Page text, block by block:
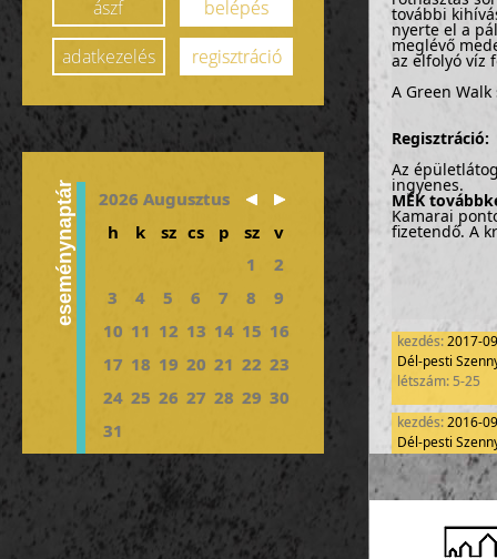
ászf
belépés
adatkezelés
regisztráció
eseménynaptár
2026 Augusztus
h
k sz cs p sz
v
1
2
3
4 5 6 7 8
9
10 11 12 13 14 15 16
17 18 19 20 21 22 23
24 25 26 27 28 29 30
31
további
nyerte el a
meglévő
az elfolyó víz
A Green
Regisztráció:
Az
ingyenes.
MÉK
Kamarai
fizetendő. A
kezdés:2017-
Dél-pesti
létszám: 5-25
kezdés:2016-
Dél-pesti
létszám: 1-7